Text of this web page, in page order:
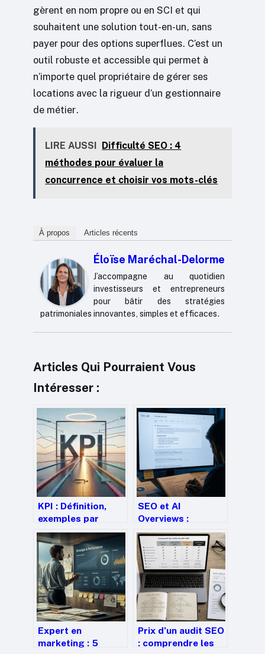
gèrent en nom propre ou en SCI et qui
souhaitent une solution tout-en-un, sans
payer pour des options superflues. C’est un
outil robuste et accessible qui permet à
n’importe quel propriétaire de gérer ses
locations avec la rigueur d’un gestionnaire
de métier.
LIRE AUSSI
Difficulté SEO : 4
méthodes pour évaluer la
concurrence et choisir vos mots-clés
À propos Articles récents
Éloïse Maréchal-Delorme
J’accompagne au quotidien
investisseurs et entrepreneurs
pour bâtir des stratégies
patrimoniales innovantes, simples et efficaces.
Articles Qui Pourraient Vous
Intéresser :
KPI : Définition,
exemples par
secteur et
méthode pour
piloter votre
performance
SEO et AI
Overviews :
comment maintenir
sa visibilité face à
la révolution du
zéro clic
Expert en
marketing : 5
Prix d’un audit SEO
: comprendre les